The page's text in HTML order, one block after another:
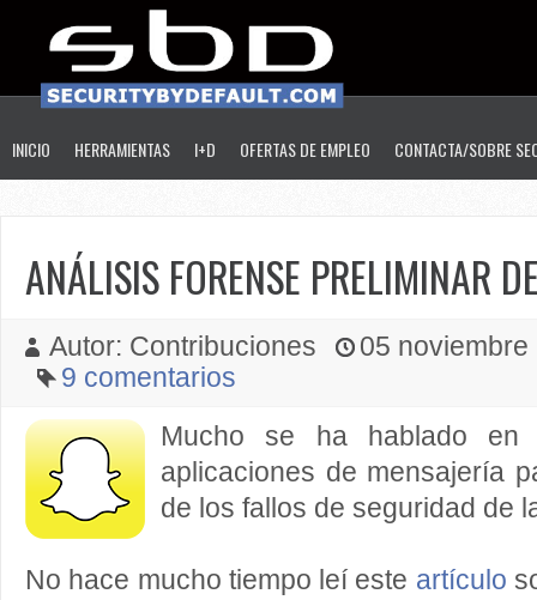
INICIO HERRAMIENTAS I+D OFERTAS DE EMPLEO CONTACTA/SOBRE
ANÁLISIS FORENSE PRELIMINAR
Autor: Contribuciones
05 noviembre
9 comentarios
Mucho se ha hablado
aplicaciones de mensajería
de los fallos de seguridad de
No hace mucho tiempo leí este artículo